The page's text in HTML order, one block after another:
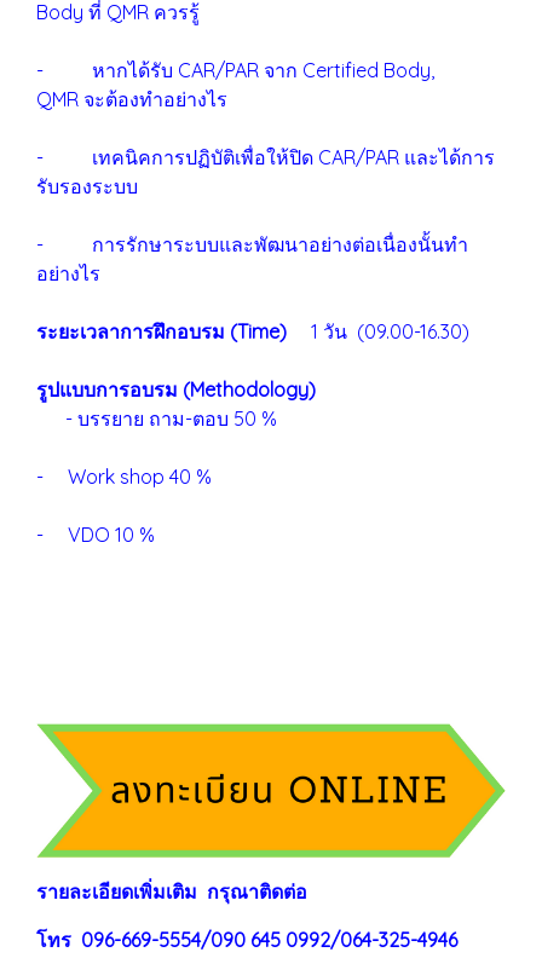
Body ที่ QMR ควรรู้
- หากได้รับ CAR/PAR จาก Certified Body,
QMR จะต้องทำอย่างไร
- เทคนิคการปฏิบัติเพื่อให้ปิด CAR/PAR และได้การ
รับรองระบบ
- การรักษาระบบและพัฒนาอย่างต่อเนื่องนั้นทำ
อย่างไร
ระยะเวลาการฝึกอบรม (Time) 1 วัน (09.00-16.30)
รูปแบบการอบรม (Methodology)
- บรรยาย ถาม-ตอบ 50 %
- Work shop 40 %
- VDO 10 %
รายละเอียดเพิ่มเติม กรุณาติดต่อ
โทร 096-669-5554/090 645 0992/064-325-4946